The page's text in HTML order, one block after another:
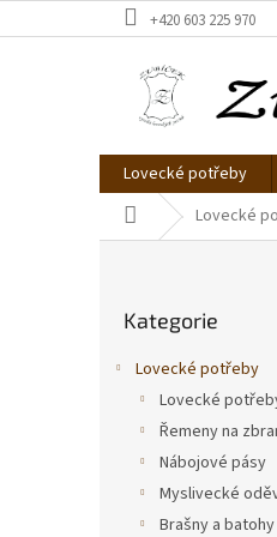
na
+420 603 225 970
Lovecké potřeby
Domů Lovecké
kategorie
Kategorie
Lovecké potřeby
Lovecké
Řemeny na
Nábojové pásy
Myslivecké
Brašny a batohy